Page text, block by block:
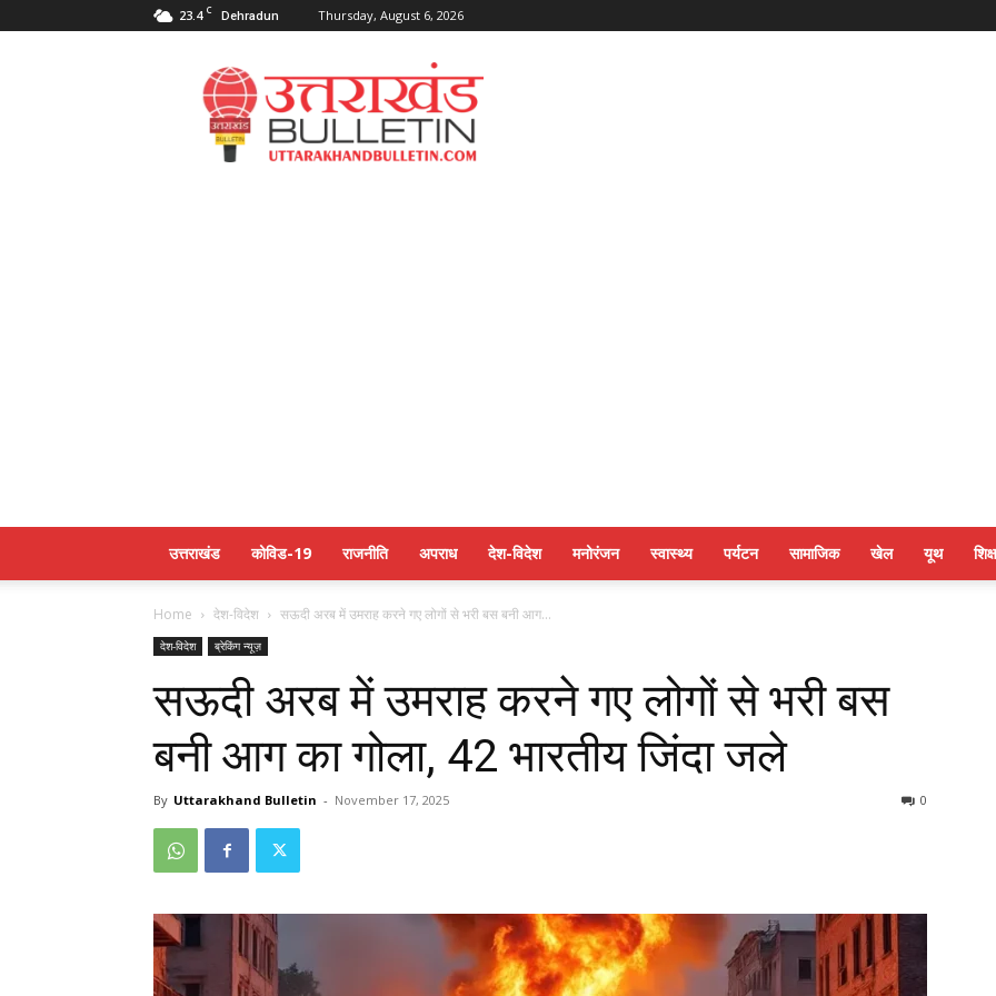
23.4 C Dehradun Thursday, August 6, 2026
Uttarakahnd
Bulletin
उत्तराखंड कोविड-19 राजनीति अपराध देश-विदेश मनोरंजन स्वास्थ्य पर्यटन सामाजिक खेल यूथ
Home देश-विदेश सऊदी अरब में उमराह करने गए लोगों से भरी बस बनी आग...
देश-विदेश ब्रेकिंग न्यूज़
सऊदी अरब में उमराह करने गए लोगों से भरी बस
बनी आग का गोला, 42 भारतीय जिंदा जले
By Uttarakhand Bulletin - November 17, 2025 0